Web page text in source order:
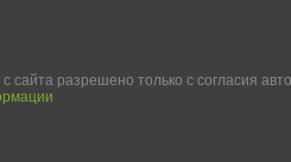
сайта разрешено только с согласия